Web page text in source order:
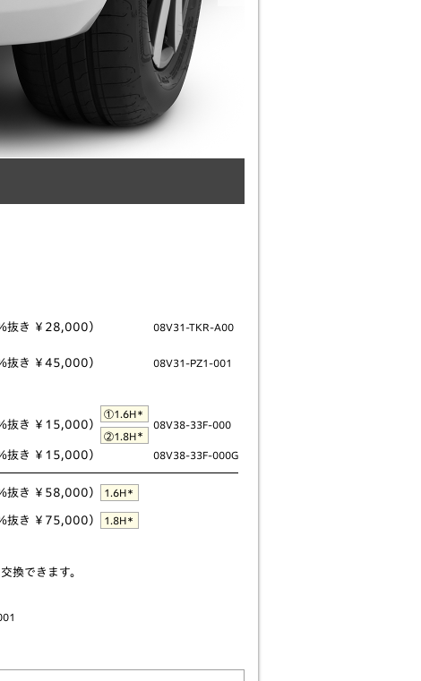
抜き ￥28,000） 08V31-TKR-A00
抜き ￥45,000） 08V31-PZ1-001
抜き ￥15,000）
①1.6H ＊
②1.8H ＊
08V38-33F-000
抜き ￥15,000） 08V38-33F-000G
抜き ￥58,000） 1.6H ＊
抜き ￥75,000） 1.8H ＊
換できます。